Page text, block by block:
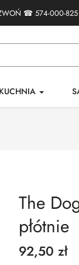
☎ 574-000-825
KUCHNIA
The
płótnie
92,50 zł